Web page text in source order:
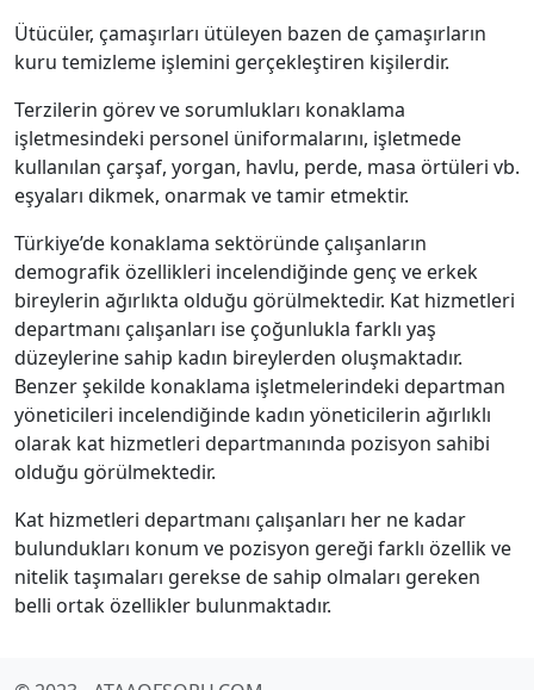
Ütücüler, çamaşırları ütüleyen bazen de çamaşırların
kuru temizleme işlemini gerçekleştiren kişilerdir.
Terzilerin görev ve sorumlukları konaklama
işletmesindeki personel üniformalarını, işletmede
kullanılan çarşaf, yorgan, havlu, perde, masa örtüleri vb.
eşyaları dikmek, onarmak ve tamir etmektir.
Türkiye’de konaklama sektöründe çalışanların
demografik özellikleri incelendiğinde genç ve erkek
bireylerin ağırlıkta olduğu görülmektedir. Kat hizmetleri
departmanı çalışanları ise çoğunlukla farklı yaş
düzeylerine sahip kadın bireylerden oluşmaktadır.
Benzer şekilde konaklama işletmelerindeki departman
yöneticileri incelendiğinde kadın yöneticilerin ağırlıklı
olarak kat hizmetleri departmanında pozisyon sahibi
olduğu görülmektedir.
Kat hizmetleri departmanı çalışanları her ne kadar
bulundukları konum ve pozisyon gereği farklı özellik ve
nitelik taşımaları gerekse de sahip olmaları gereken
belli ortak özellikler bulunmaktadır.